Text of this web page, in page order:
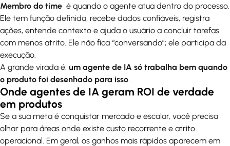
Membro do time é quando o agente atua dentro do processo.
Ele tem função definida, recebe dados confiáveis, registra
ações, entende contexto e ajuda o usuário a concluir tarefas
com menos atrito. Ele não fica “conversando”; ele participa da
execução.
A grande virada é: um agente de IA só trabalha bem quando
o produto foi desenhado para isso
Onde agentes de IA geram ROI de verdade
em produtos
Se a sua meta é conquistar mercado e escalar, você precisa
olhar para áreas onde existe custo recorrente e atrito
operacional. Em geral, os ganhos mais rápidos aparecem em